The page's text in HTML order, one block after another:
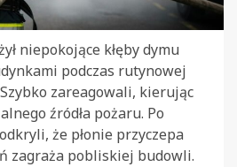
niepokojące kłęby dymu
podczas rutynowej
zareagowali, kierując
źródła pożaru. Po
że płonie przyczepa
zagraża pobliskiej budowli.